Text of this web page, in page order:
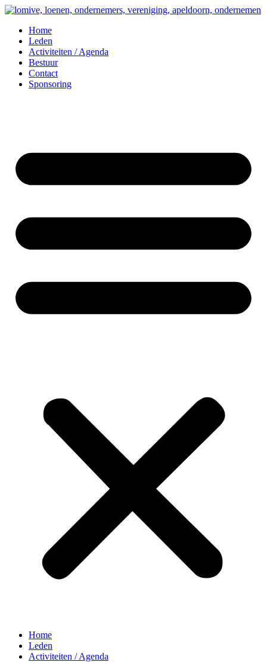
Home
Leden
Activiteiten / Agenda
Bestuur
Contact
Sponsoring
Home
Leden
Activiteiten / Agenda